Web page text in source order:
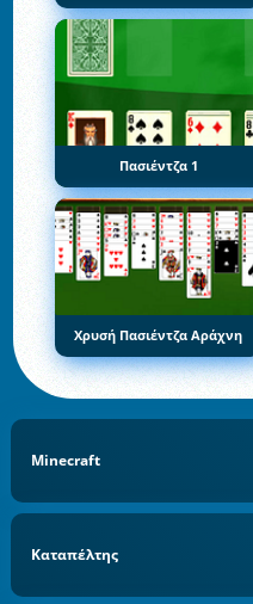
Πασιέντζα 1
Χρυσή Πασιέντζα Αράχνη
Minecraft
Καταπέλτης